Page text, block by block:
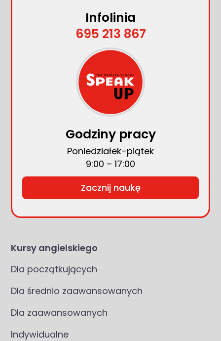
Kursy angielskiego
Dla początkujących
Dla średnio zaawansowanych
Dla zaawansowanych
Indywidualne
Infolinia
695 213 867
Godziny pracy
Poniedziałek–piątek
9:00 – 17:00
Zacznij naukę